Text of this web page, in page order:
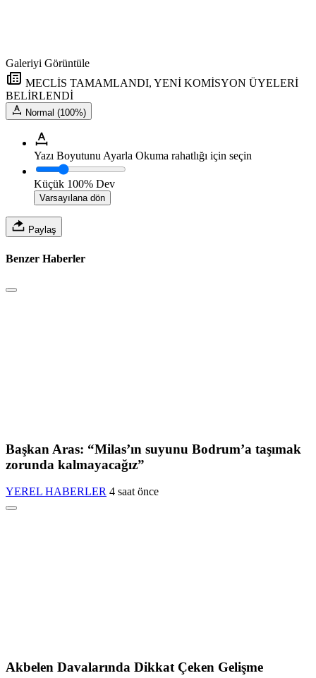
Galeriyi Görüntüle
MECLİS TAMAMLANDI, YENİ KOMİSYON ÜYELERİ
BELİRLENDİ
Normal (100%)
Yazı Boyutunu Ayarla Okuma rahatlığı için seçin
Küçük 100% Dev
Varsayılana dön
Paylaş
Benzer Haberler
Başkan Aras: “Milas’ın suyunu Bodrum’a taşımak
zorunda kalmayacağız”
YEREL HABERLER 4 saat önce
Akbelen Davalarında Dikkat Çeken Gelişme